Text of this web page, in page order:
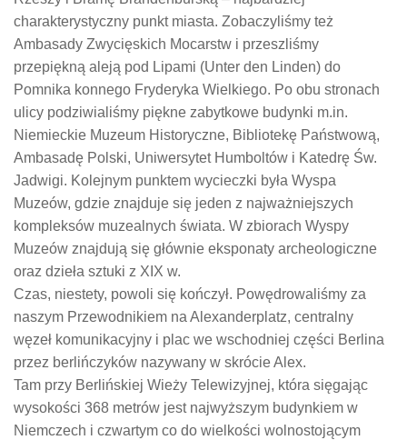
charakterystyczny punkt miasta. Zobaczyliśmy też
Ambasady Zwycięskich Mocarstw i przeszliśmy
przepiękną aleją pod Lipami (Unter den Linden) do
Pomnika konnego Fryderyka Wielkiego. Po obu stronach
ulicy podziwialiśmy piękne zabytkowe budynki m.in.
Niemieckie Muzeum Historyczne, Bibliotekę Państwową,
Ambasadę Polski, Uniwersytet Humboltów i Katedrę Św.
Jadwigi. Kolejnym punktem wycieczki była Wyspa
Muzeów, gdzie znajduje się jeden z najważniejszych
kompleksów muzealnych świata. W zbiorach Wyspy
Muzeów znajdują się głównie eksponaty archeologiczne
oraz dzieła sztuki z XIX w.
Czas, niestety, powoli się kończył. Powędrowaliśmy za
naszym Przewodnikiem na Alexanderplatz, centralny
węzeł komunikacyjny i plac we wschodniej części Berlina
przez berlińczyków nazywany w skrócie Alex.
Tam przy Berlińskiej Wieży Telewizyjnej, która sięgając
wysokości 368 metrów jest najwyższym budynkiem w
Niemczech i czwartym co do wielkości wolnostojącym